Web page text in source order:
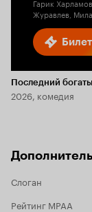
Гарик
Журавлев,
Последний
2026, комедия
Слоган
Рейтинг MPAA